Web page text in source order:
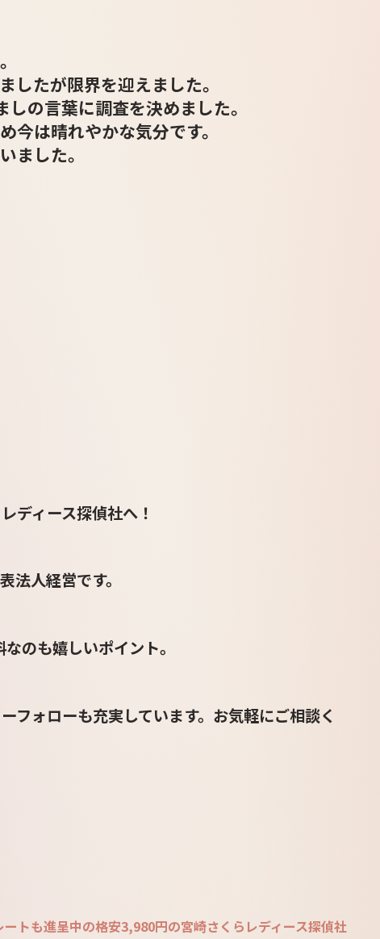
したが限界を迎えました。
の言葉に調査を決めました。
今は晴れやかな気分です。
ました。
ディース探偵社へ！
法人経営です。
のも嬉しいポイント。
フォローも充実しています。お気軽にご相談く
トも進呈中の格安3,980円の宮崎さくらレディース探偵社